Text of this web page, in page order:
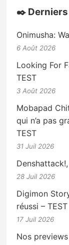
✒️
Onimusha:
6 Août 2026
Looking For
TEST
3 Août 2026
Mobapad
qui n’a pas
TEST
31 Juil 2026
28 Juil 2026
Digimon
réussi – TEST
17 Juil 2026
Nos